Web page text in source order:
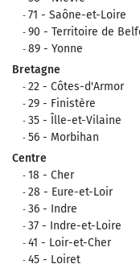
71 - Saône-et-Loire
90 - Territoire de
89 - Yonne
Bretagne
22 - Côtes-d'Armor
29 - Finistère
35 - Îlle-et-Vilaine
56 - Morbihan
Centre
18 - Cher
28 - Eure-et-Loir
36 - Indre
37 - Indre-et-Loire
41 - Loir-et-Cher
45 - Loiret